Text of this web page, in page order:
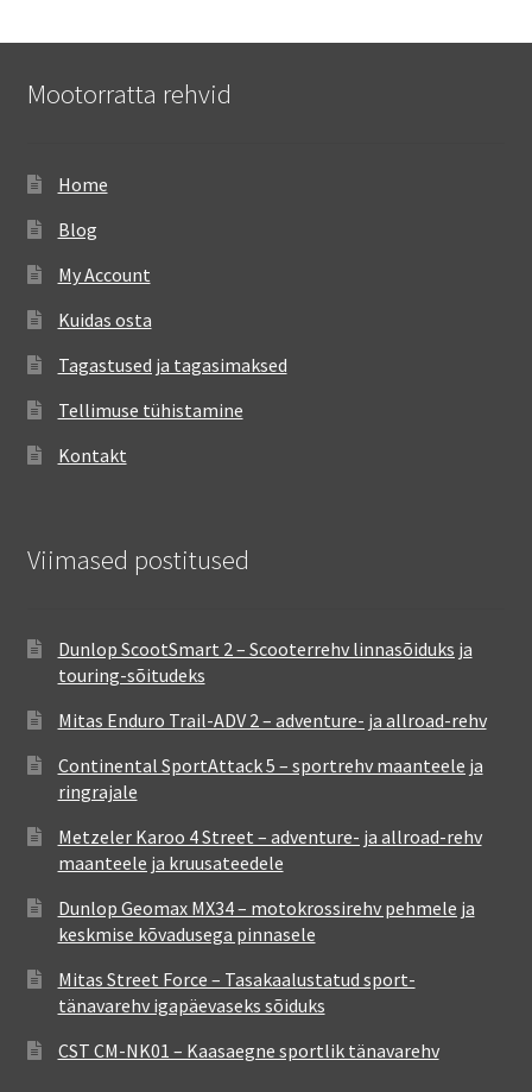
Mootorratta rehvid
Home
Blog
My Account
Kuidas osta
Tagastused ja tagasimaksed
Tellimuse tühistamine
Kontakt
Viimased postitused
Dunlop ScootSmart 2 – Scooterrehv linnasõiduks ja
touring-sõitudeks
Mitas Enduro Trail-ADV 2 – adventure- ja allroad-rehv
Continental SportAttack 5 – sportrehv maanteele ja
ringrajale
Metzeler Karoo 4 Street – adventure- ja allroad-rehv
maanteele ja kruusateedele
Dunlop Geomax MX34 – motokrossirehv pehmele ja
keskmise kõvadusega pinnasele
Mitas Street Force – Tasakaalustatud sport-
tänavarehv igapäevaseks sõiduks
CST CM-NK01 – Kaasaegne sportlik tänavarehv